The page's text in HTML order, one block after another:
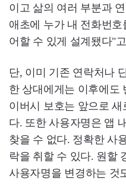
이고 삶의 여러 부분과
애초에 누가 내 전화번호
어할 수 있게 설계됐다"
단, 이미 기존 연락처나
한 상대에게는 이후에도
이버시 보호는 앞으로
다. 또한 사용자명은 앱
찾을 수 없다. 정확한 사
락을 취할 수 있다. 원할
사용자명을 변경하는 것